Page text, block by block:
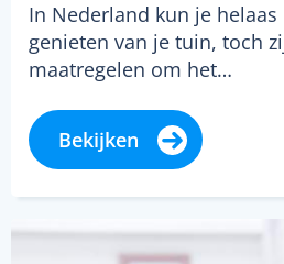
In Nederland kun je
genieten van je tuin, toch
maatregelen om het…
Bekijken